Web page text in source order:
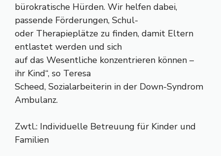
bürokratische Hürden. Wir helfen dabei,
passende Förderungen, Schul-
oder Therapieplätze zu finden, damit Eltern
entlastet werden und sich
auf das Wesentliche konzentrieren können –
ihr Kind“, so Teresa
Scheed, Sozialarbeiterin in der Down-Syndrom
Ambulanz.
Zwtl.: Individuelle Betreuung für Kinder und
Familien